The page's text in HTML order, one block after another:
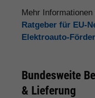
Mehr
Ratgeber für EU-
Elektroauto-
Bundesweite
& Lieferung